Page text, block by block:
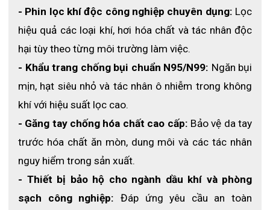
- Phin lọc khí độc công nghiệp chuyên dụng: Lọc
hiệu quả các loại khí, hơi hóa chất và tác nhân độc
hại tùy theo từng môi trường làm việc.
- Khẩu trang chống bụi chuẩn N95/N99: Ngăn bụi
mịn, hạt siêu nhỏ và tác nhân ô nhiễm trong không
khí với hiệu suất lọc cao.
- Găng tay chống hóa chất cao cấp: Bảo vệ da tay
trước hóa chất ăn mòn, dung môi và các tác nhân
nguy hiểm trong sản xuất.
- Thiết bị bảo hộ cho ngành dầu khí và phòng
sạch công nghiệp: Đáp ứng yêu cầu an toàn